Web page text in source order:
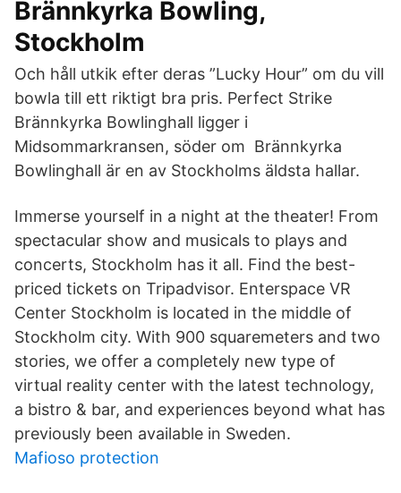
Brännkyrka Bowling,
Stockholm
Och håll utkik efter deras ”Lucky Hour” om du vill
bowla till ett riktigt bra pris. Perfect Strike
Brännkyrka Bowlinghall ligger i
Midsommarkransen, söder om Brännkyrka
Bowlinghall är en av Stockholms äldsta hallar.
Immerse yourself in a night at the theater! From
spectacular show and musicals to plays and
concerts, Stockholm has it all. Find the best-
priced tickets on Tripadvisor. Enterspace VR
Center Stockholm is located in the middle of
Stockholm city. With 900 squaremeters and two
stories, we offer a completely new type of
virtual reality center with the latest technology,
a bistro & bar, and experiences beyond what has
previously been available in Sweden.
Mafioso protection